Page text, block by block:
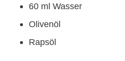
60 ml Wasser
Olivenöl
Rapsöl